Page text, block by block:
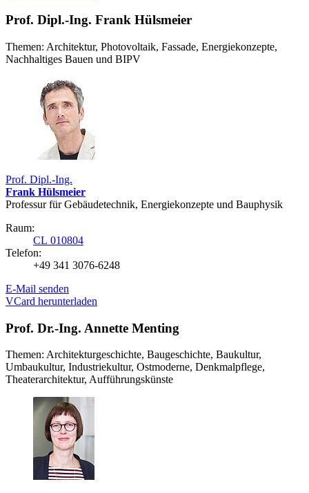
Prof. Dipl.-Ing. Frank Hülsmeier
Themen: Architektur, Photovoltaik, Fassade, Energiekonzepte,
Nachhaltiges Bauen und BIPV
Prof. Dipl.-Ing.
Frank Hülsmeier
Professur für Gebäudetechnik, Energiekonzepte und Bauphysik
Raum:
CL 010804
Telefon:
+49 341 3076-6248
E-Mail senden
VCard herunterladen
Prof. Dr.-Ing. Annette Menting
Themen: Architekturgeschichte, Baugeschichte, Baukultur,
Umbaukultur, Industriekultur, Ostmoderne, Denkmalpflege,
Theaterarchitektur, Aufführungskünste